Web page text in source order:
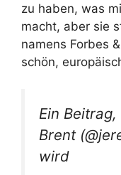
zu haben, was
macht, aber sie
namens Forbes
schön,
Ein
Brent
wird